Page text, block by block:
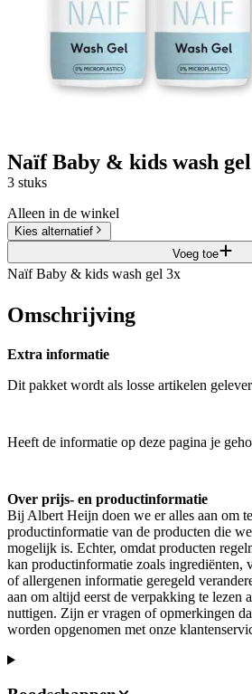
Naïf Baby & kids wash
3 stuks
Alleen in de winkel
Kies alternatief
Voeg toe
Naïf Baby & kids wash gel 3x
Omschrijving
Extra informatie
Dit pakket wordt als losse artikelen
Heeft de informatie op deze pagina je
Over prijs- en productinformatie
Bij Albert Heijn doen we er alles aan om
productinformatie van de producten die
mogelijk is. Echter, omdat producten
kan productinformatie zoals ingrediënten,
of allergenen informatie geregeld
aan om altijd eerst de verpakking te lezen
nuttigen. Zijn er vragen of opmerkingen
worden opgenomen met onze